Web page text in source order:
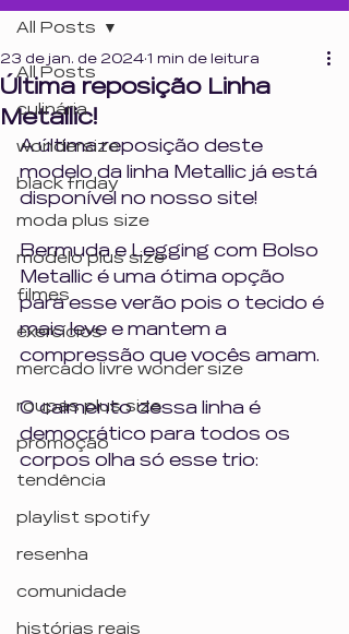
All Posts
culinária
wondersize
black friday
moda plus size
modelo plus size
filmes
exercícios
mercado livre wonder size
roupas plus size
promoção
tendência
playlist spotify
resenha
comunidade
histórias reais
All Posts
Última reposição Linha
Metallic!
23 de jan. de 2024 1 min de leitura
A última reposição deste
modelo da linha Metallic já está
disponível no nosso site!
Bermuda e Legging com Bolso
Metallic é uma ótima opção
para esse verão pois o tecido é
mais leve e mantem a
compressão que vocês amam.
O caimento dessa linha é
democrático para todos os
corpos olha só esse trio: